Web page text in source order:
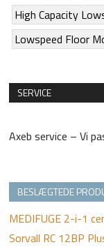
High Capacity
Lowspeed Floor
SERVICE
Axeb service – Vi
BESLÆGTEDE
MEDIFUGE 2-i-1
Sorvall RC 12BP